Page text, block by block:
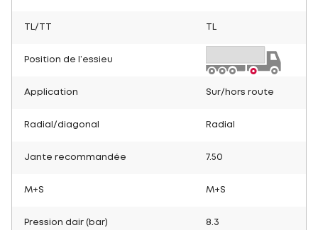
TL/TT
Position de l’essieu
Application Sur/hors route
Radial/diagonal Radial
Jante recommandée 7.50
M+S M+S
Pression dair (bar) 8.3